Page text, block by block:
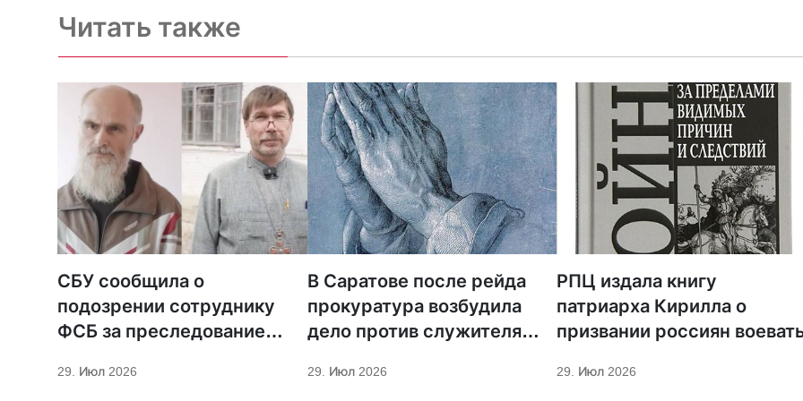
Читать также
СБУ сообщила о
подозрении сотруднику
ФСБ за преследование
29. Июл 2026
В Саратове после рейда
прокуратура возбудила
дело против служителя
29. Июл 2026
РПЦ издала книгу
патриарха Кирилла о
призвании россиян
29. Июл 2026